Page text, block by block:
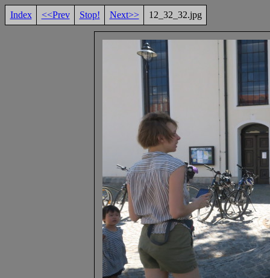
Index <<Prev Stop! Next>> 12_32_32.jpg